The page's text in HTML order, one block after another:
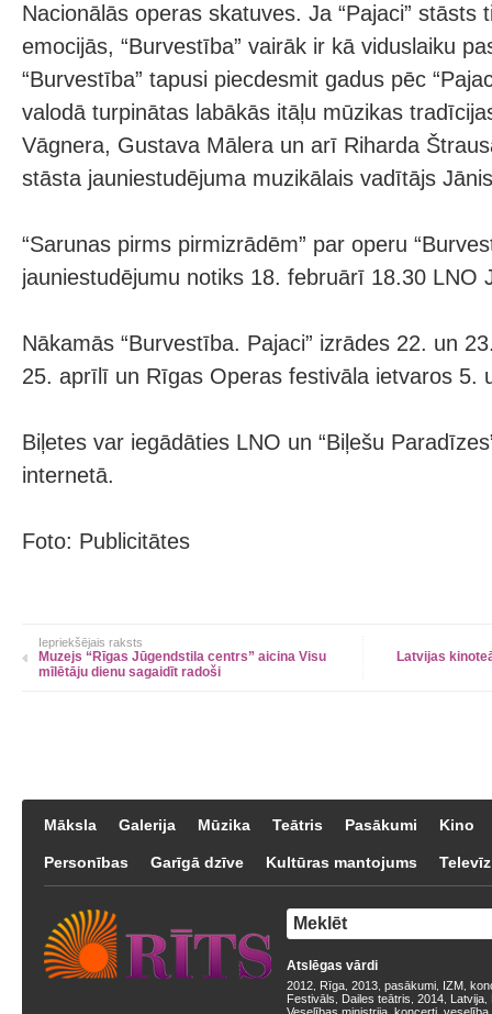
Nacionālās operas skatuves. Ja “Pajaci” stāsts
emocijās, “Burvestība” vairāk ir kā viduslaiku
“Burvestība” tapusi piecdesmit gadus pēc
valodā turpinātas labākās itāļu mūzikas
Vāgnera, Gustava Mālera un arī Riharda
stāsta jauniestudējuma muzikālais vadītājs
“Sarunas pirms pirmizrādēm” par operu
jauniestudējumu notiks 18. februārī 18.30 LNO
Nākamās “Burvestība. Pajaci” izrādes 22. un
25. aprīlī un Rīgas Operas festivāla ietvaros 5.
Biļetes var iegādāties LNO un “Biļešu
internetā.
Foto: Publicitātes
Iepriekšējais raksts
Muzejs “Rīgas Jūgendstila centrs” aicina Visu
mīlētāju dienu sagaidīt radoši
Latvijas
Māksla Galerija Mūzika Teātris Pasākumi Kino
Personības Garīgā dzīve Kultūras mantojums
Atslēgas vārdi
2012 Rīga 2013 pasākumi IZM
Festivāls
Dailes teātris 2014 Latvija